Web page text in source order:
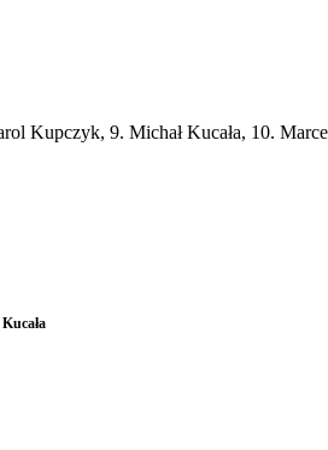
Kupczyk, 9. Michał Kucała, 10.